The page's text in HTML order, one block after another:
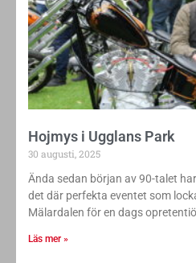
Hojmys i Ugglans Park
30 augusti, 2025
Ända sedan början av 90-talet
det där perfekta eventet som
Mälardalen för en dags
Läs mer »